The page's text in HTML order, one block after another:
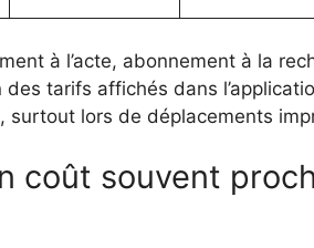
à l’acte, abonnement à la
tarifs affichés dans
surtout lors de déplacements
coût souvent